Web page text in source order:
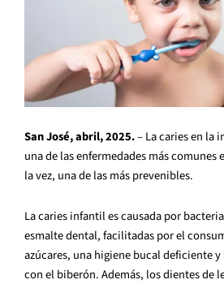
San José, abril, 2025.– La caries en la
una de las enfermedades más comunes
la vez, una de las más prevenibles.
La caries infantil es causada por
esmalte dental, facilitadas por el
azúcares, una higiene bucal deficiente
con el biberón. Además, los dientes de